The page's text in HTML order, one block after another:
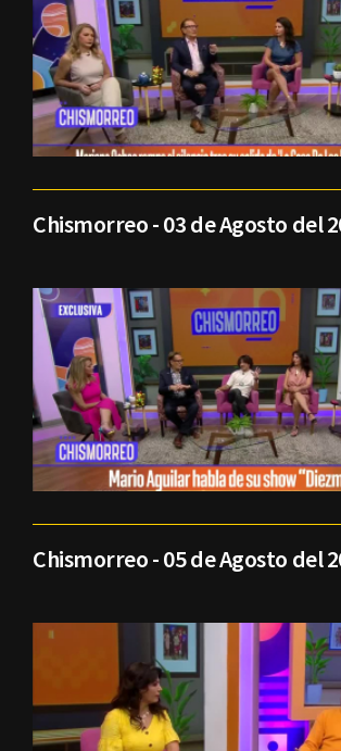
Chismorreo - 03 de Agosto del
Chismorreo - 05 de Agosto del